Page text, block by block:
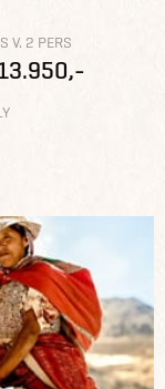
V. 2 PERS